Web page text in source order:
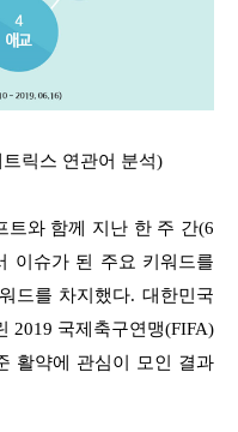
트릭스 연관어 분석)
트와 함께 지난 한 주 간(6
이슈가 된 주요 키워드를
드를 차지했다. 대한민국
2019 국제축구연맹(FIFA)
활약에 관심이 모인 결과